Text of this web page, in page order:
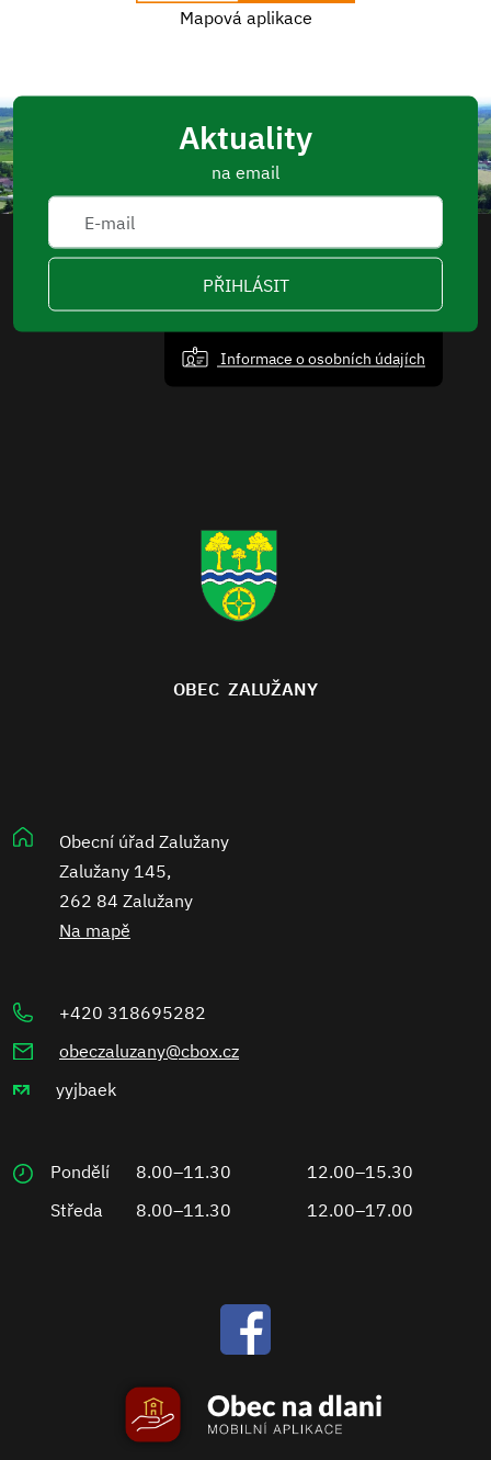
Mapová aplikace
Aktuality
na email
PŘIHLÁSIT
Informace o osobních údajích
OBEC ZALUŽANY
Obecní úřad Zalužany
Zalužany 145,
262 84 Zalužany
Na mapě
+420 318695282
obeczaluzany@cbox.cz
yyjbaek
Pondělí 8.00–11.30
12.00–15.30
Středa
8.00–11.30 12.00–17.00